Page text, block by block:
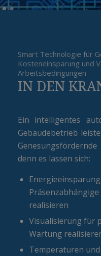
Smart Technologie für
Kosteneinsparung und
Arbeitsbedingungen
IN DEN
Ein intelligentes
Gebäudebetrieb
denn es lassen sich:
realisieren
Visualisierung für
Wartung
Temperaturen